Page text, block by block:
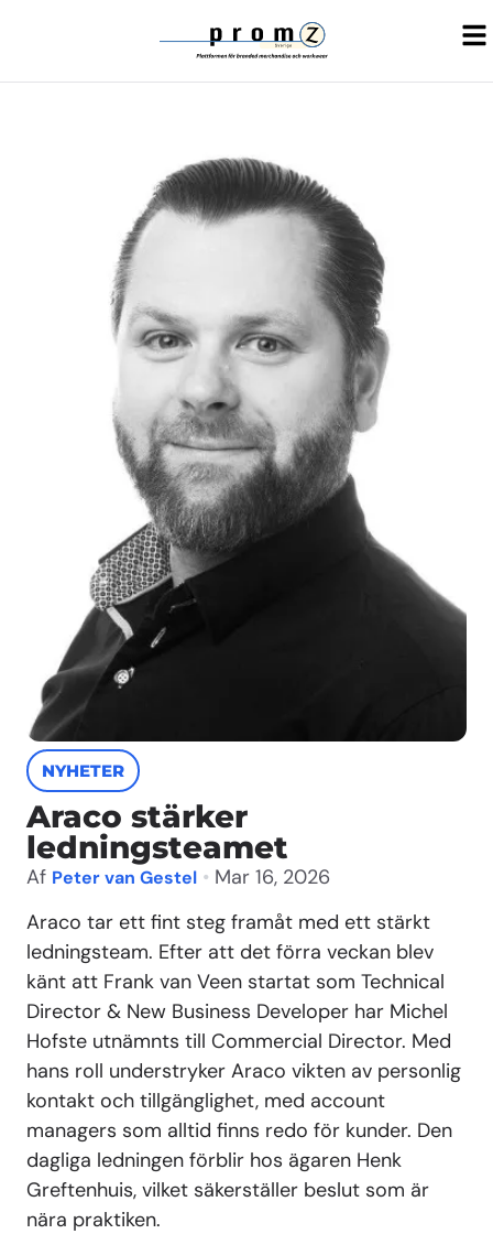
NYHETER
Araco stärker
ledningsteamet
Af Peter van Gestel • Mar 16, 2026
Araco tar ett fint steg framåt med ett stärkt
ledningsteam. Efter att det förra veckan blev
känt att Frank van Veen startat som Technical
Director & New Business Developer har Michel
Hofste utnämnts till Commercial Director. Med
hans roll understryker Araco vikten av personlig
kontakt och tillgänglighet, med account
managers som alltid finns redo för kunder. Den
dagliga ledningen förblir hos ägaren Henk
Greftenhuis, vilket säkerställer beslut som är
nära praktiken.